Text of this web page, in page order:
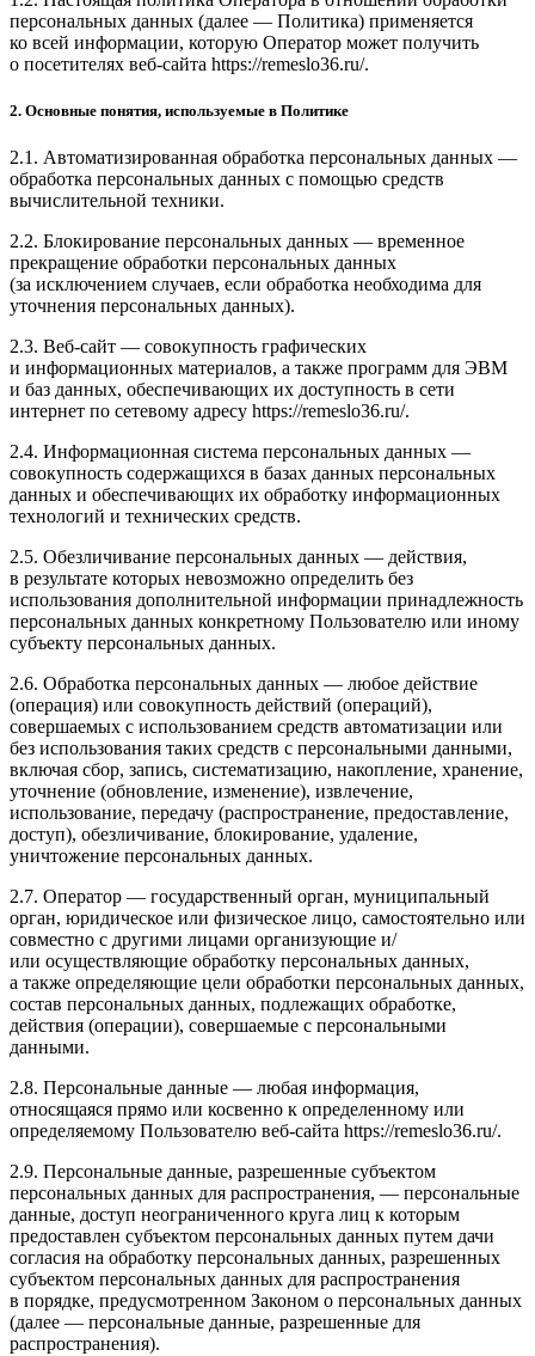
персональных данных (далее — Политика) применяется
ко всей информации, которую Оператор может получить
о посетителях веб-сайта https://remeslo36.ru/.
2. Основные понятия, используемые в Политике
2.1. Автоматизированная обработка персональных данных —
обработка персональных данных с помощью средств
вычислительной техники.
2.2. Блокирование персональных данных — временное
прекращение обработки персональных данных
(за исключением случаев, если обработка необходима для
уточнения персональных данных).
2.3. Веб-сайт — совокупность графических
и информационных материалов, а также программ для ЭВМ
и баз данных, обеспечивающих их доступность в сети
интернет по сетевому адресу https://remeslo36.ru/.
2.4. Информационная система персональных данных —
совокупность содержащихся в базах данных персональных
данных и обеспечивающих их обработку информационных
технологий и технических средств.
2.5. Обезличивание персональных данных — действия,
в результате которых невозможно определить без
использования дополнительной информации принадлежность
персональных данных конкретному Пользователю или иному
субъекту персональных данных.
2.6. Обработка персональных данных — любое действие
(операция) или совокупность действий (операций),
совершаемых с использованием средств автоматизации или
без использования таких средств с персональными данными,
включая сбор, запись, систематизацию, накопление, хранение,
уточнение (обновление, изменение), извлечение,
использование, передачу (распространение, предоставление,
доступ), обезличивание, блокирование, удаление,
уничтожение персональных данных.
2.7. Оператор — государственный орган, муниципальный
орган, юридическое или физическое лицо, самостоятельно или
совместно с другими лицами организующие и/
или осуществляющие обработку персональных данных,
а также определяющие цели обработки персональных данных,
состав персональных данных, подлежащих обработке,
действия (операции), совершаемые с персональными
данными.
2.8. Персональные данные — любая информация,
относящаяся прямо или косвенно к определенному или
определяемому Пользователю веб-сайта https://remeslo36.ru/.
2.9. Персональные данные, разрешенные субъектом
персональных данных для распространения, — персональные
данные, доступ неограниченного круга лиц к которым
предоставлен субъектом персональных данных путем дачи
согласия на обработку персональных данных, разрешенных
субъектом персональных данных для распространения
в порядке, предусмотренном Законом о персональных данных
(далее — персональные данные, разрешенные для
распространения).